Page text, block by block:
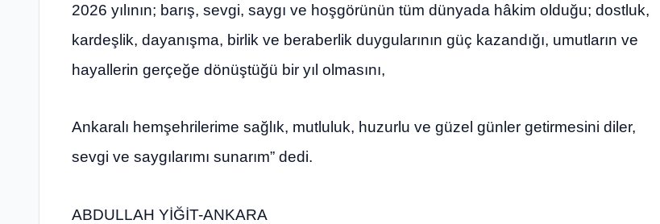
2026 yılının; barış, sevgi, saygı ve hoşgörünün tüm dünyada hâkim olduğu; dostluk,
kardeşlik, dayanışma, birlik ve beraberlik duygularının güç kazandığı, umutların ve
hayallerin gerçeğe dönüştüğü bir yıl olmasını,
Ankaralı hemşehrilerime sağlık, mutluluk, huzurlu ve güzel günler getirmesini diler,
sevgi ve saygılarımı sunarım” dedi.
ABDULLAH YİĞİT-ANKARA